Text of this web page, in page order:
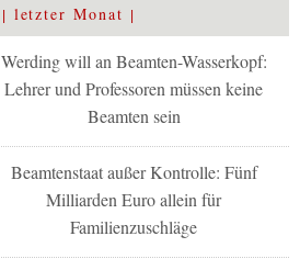
letzter Monat
Werding will an Beamten-Wasserkopf:
Lehrer und Professoren müssen keine
Beamten sein
Beamtenstaat außer Kontrolle: Fünf
Milliarden Euro allein für
Familienzuschläge